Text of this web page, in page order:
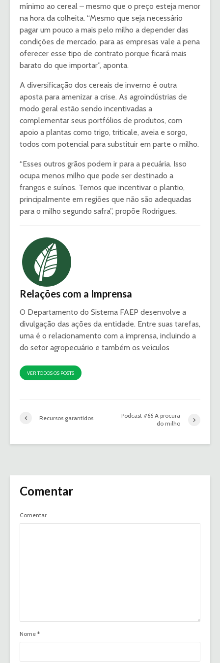
mínimo ao cereal – mesmo que o preço esteja menor
na hora da colheita. “Mesmo que seja necessário
pagar um pouco a mais pelo milho a depender das
condições de mercado, para as empresas vale a pena
oferecer esse tipo de contrato porque ficará mais
barato do que importar”, aponta.
A diversificação dos cereais de inverno é outra
aposta para amenizar a crise. As agroindústrias de
modo geral estão sendo incentivadas a
complementar seus portfólios de produtos, com
apoio a plantas como trigo, triticale, aveia e sorgo,
todos com potencial para substituir em parte o milho.
“Esses outros grãos podem ir para a pecuária. Isso
ocupa menos milho que pode ser destinado a
frangos e suínos. Temos que incentivar o plantio,
principalmente em regiões que não são adequadas
para o milho segundo safra”, propõe Rodrigues.
Relações com a Imprensa
O Departamento do Sistema FAEP desenvolve a
divulgação das ações da entidade. Entre suas tarefas,
uma é o relacionamento com a imprensa, incluindo a
do setor agropecuário e também os veículos
VER TODOS OS POSTS
Recursos garantidos
Podcast #66 A procura
do milho
Comentar
Comentar
Nome *